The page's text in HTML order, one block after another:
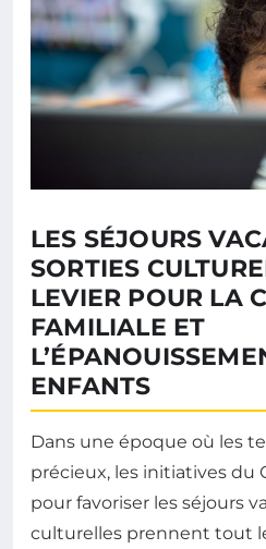
LES SÉJOURS
SORTIES
LEVIER POUR LA
FAMILIALE ET
ENFANTS
Dans une époque où les
précieux, les initiatives du
pour favoriser les séjours
culturelles prennent tout